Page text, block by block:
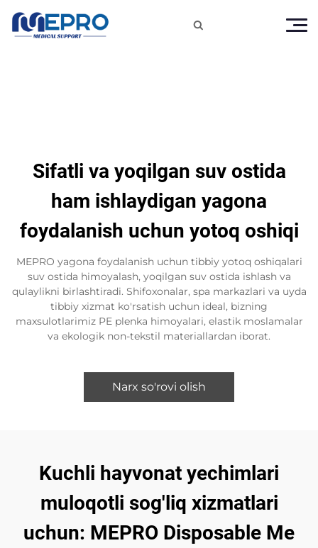

Sifatli va yoqilgan suv ostida
ham ishlaydigan yagona
foydalanish uchun yotoq oshiqi
MEPRO yagona foydalanish uchun tibbiy yotoq oshiqalari
suv ostida himoyalash, yoqilgan suv ostida ishlash va
qulaylikni birlashtiradi. Shifoxonalar, spa markazlari va uyda
tibbiy xizmat ko'rsatish uchun ideal, bizning
maxsulotlarimiz PE plenka himoyalari, elastik moslamalar
va ekologik non-tekstil materiallardan iborat.
Narx so'rovi olish
Kuchli hayvonat yechimlari
muloqotli sog'liq xizmatlari
uchun: MEPRO Disposable Me